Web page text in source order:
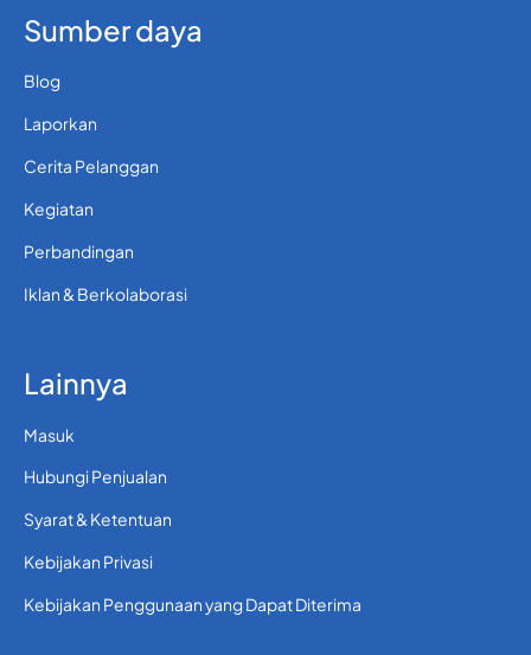
Sumber daya
Blog
Laporkan
Cerita Pelanggan
Kegiatan
Perbandingan
Iklan & Berkolaborasi
Lainnya
Masuk
Hubungi Penjualan
Syarat & Ketentuan
Kebijakan Privasi
Kebijakan Penggunaan yang Dapat Diterima